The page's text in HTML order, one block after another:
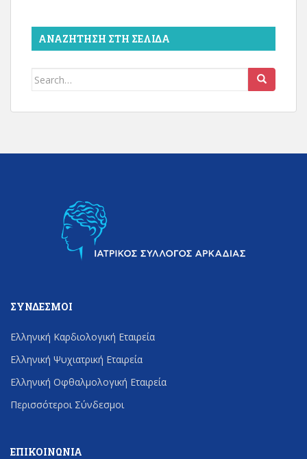
ΑΝΑΖΉΤΗΣΗ ΣΤΗ ΣΕΛΊΔΑ
Search
ΣΎΝΔΕΣΜΟΙ
Ελληνική Καρδιολογική Εταιρεία
Ελληνική Ψυχιατρική Εταιρεία
Ελληνική Οφθαλμολογική Εταιρεία
Περισσότεροι Σύνδεσμοι
ΕΠΙΚΟΙΝΩΝΊΑ